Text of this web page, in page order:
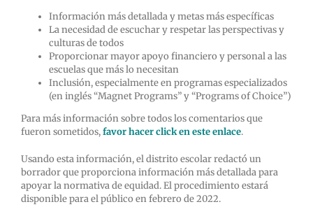
Información más detallada y metas más específicas
La necesidad de escuchar y respetar las perspectivas y
culturas de todos
Proporcionar mayor apoyo financiero y personal a las
escuelas que más lo necesitan
Inclusión, especialmente en programas especializados
(en inglés “Magnet Programs” y “Programs of Choice”)
Para más información sobre todos los comentarios que
fueron sometidos,favor hacer click en este enlace.
Usando esta información, el distrito escolar redactó un
borrador que proporciona información más detallada para
apoyar la normativa de equidad. El procedimiento estará
disponible para el público en febrero de 2022.